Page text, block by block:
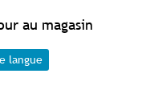
au magasin
langue